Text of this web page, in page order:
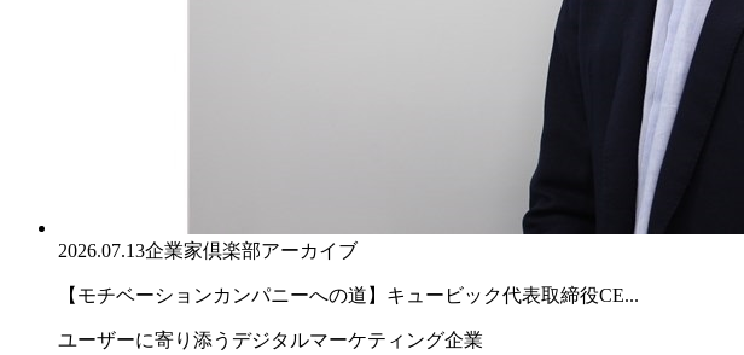
2026.07.13企業家倶楽部アーカイブ
【モチベーションカンパニーへの道】キュービック代表取締役CE...
ユーザーに寄り添うデジタルマーケティング企業